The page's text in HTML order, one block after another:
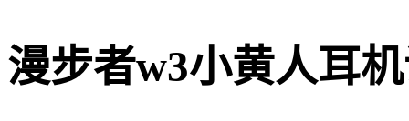
漫步者w3小黄人耳